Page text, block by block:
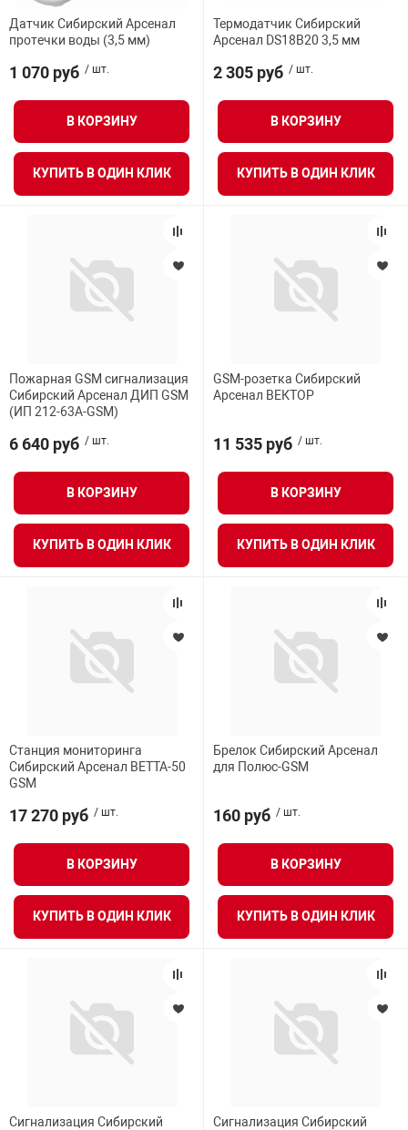
Датчик Сибирский Арсенал
протечки воды (3,5 мм)
1 070 руб / шт.
В КОРЗИНУ
КУПИТЬ В ОДИН КЛИК
Термодатчик Сибирский
Арсенал DS18B20 3,5 мм
2 305 руб / шт.
В КОРЗИНУ
КУПИТЬ В ОДИН КЛИК
Пожарная GSM сигнализация
Сибирский Арсенал ДИП GSM
(ИП 212-63А-GSM)
6 640 руб / шт.
В КОРЗИНУ
КУПИТЬ В ОДИН КЛИК
GSM-розетка Сибирский
Арсенал ВЕКТОР
11 535 руб / шт.
В КОРЗИНУ
КУПИТЬ В ОДИН КЛИК
Станция мониторинга
Сибирский Арсенал ВЕТТА-50
GSM
17 270 руб / шт.
В КОРЗИНУ
КУПИТЬ В ОДИН КЛИК
Брелок Сибирский Арсенал
для Полюс-GSM
160 руб / шт.
В КОРЗИНУ
КУПИТЬ В ОДИН КЛИК
Сигнализация Сибирский
Сигнализация Сибирский